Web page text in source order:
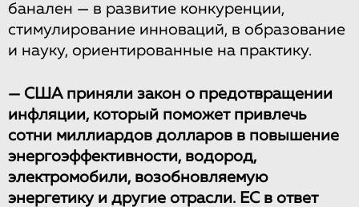
банален — в развитие конкуренции,
стимулирование инноваций, в образование
и науку, ориентированные на практику.
— США приняли закон о предотвращении
инфляции, который поможет привлечь
сотни миллиардов долларов в повышение
энергоэффективности, водород,
электромобили, возобновляемую
энергетику и другие отрасли. ЕС в ответ